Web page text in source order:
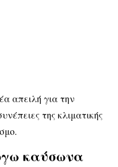
απειλή για την
της κλιματικής
καύσωνα